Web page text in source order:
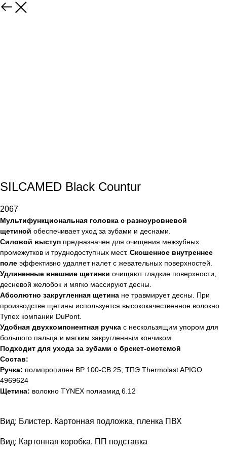
SILCAMED Black Countur
2067
Мультифункциональная головка с разноуровневой
щетиной обеспечивает уход за зубами и деснами.
Силовой выступ предназначен для очищения межзубных
промежутков и труднодоступных мест. Скошенное внутреннее
поле эффективно удаляет налет с жевательных поверхностей.
Удлиненные внешние щетинки очищают гладкие поверхности,
десневой желобок и мягко массируют десны.
Абсолютно закругленная щетина не травмирует десны. При
производстве щетины используется высококачественное волокно
Tynex компании DuPont.
Удобная двухкомпонентная ручка с нескользящим упором для
большого пальца и мягким закругленным кончиком.
Подходит для ухода за зубами с брекет-системой
Состав:
Ручка: полипропилен BP 100-CB 25; ТПЭ Thermolast APIGO
4969624
Щетина: волокно TYNEX полиамид 6.12
Вид: Блистер. Картонная подложка, пленка ПВХ
Вид: Картонная коробка, ПП подставка